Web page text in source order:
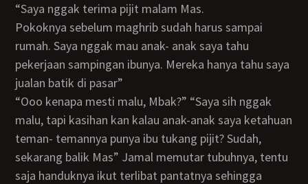
“Saya nggak terima pijit malam Mas.
Pokoknya sebelum maghrib sudah harus sampai
rumah. Saya nggak mau anak- anak saya tahu
pekerjaan sampingan ibunya. Mereka hanya tahu saya
jualan batik di pasar”
“Ooo kenapa mesti malu, Mbak?” “Saya sih nggak
malu, tapi kasihan kan kalau anak-anak saya ketahuan
teman- temannya punya ibu tukang pijit? Sudah,
sekarang balik Mas” Jamal memutar tubuhnya, tentu
saja handuknya ikut terlibat pantatnya sehingga